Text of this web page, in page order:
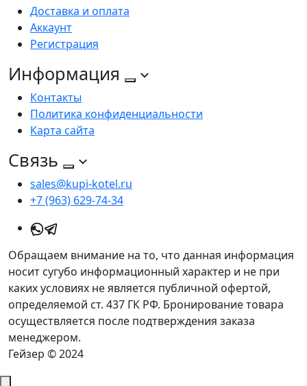
Доставка и оплата
Аккаунт
Регистрация
Информация
Контакты
Политика конфиденциальности
Карта сайта
Связь
sales@kupi-kotel.ru
+7 (963) 629-74-34
Обращаем внимание на то, что данная информация
носит сугубо информационный характер и не при
каких условиях не является публичной офертой,
определяемой ст. 437 ГК РФ. Бронирование товара
осуществляется после подтверждения заказа
менеджером.
Гейзер © 2024